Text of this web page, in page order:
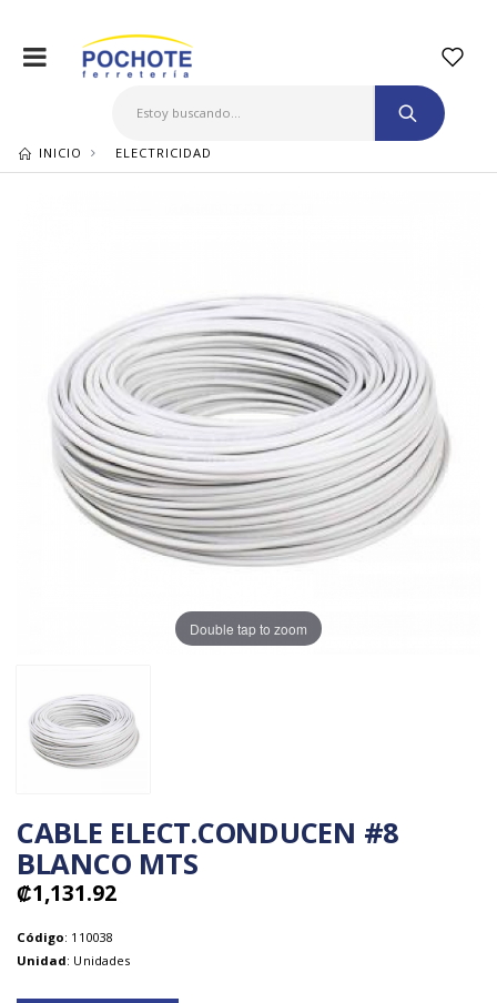
INICIO ELECTRICIDAD
Double tap to zoom
CABLE ELECT.CONDUCEN #8
BLANCO MTS
₡1,131.92
Código: 110038
Unidad: Unidades